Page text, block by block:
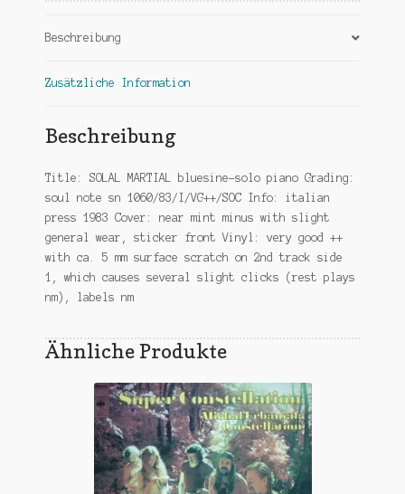
Beschreibung
Zusätzliche Information
Beschreibung
Title: SOLAL MARTIAL bluesine-solo piano Grading:
soul note sn 1060/83/I/VG++/SOC Info: italian
press 1983 Cover: near mint minus with slight
general wear, sticker front Vinyl: very good ++
with ca. 5 mm surface scratch on 2nd track side
1, which causes several slight clicks (rest plays
nm), labels nm
Ähnliche Produkte